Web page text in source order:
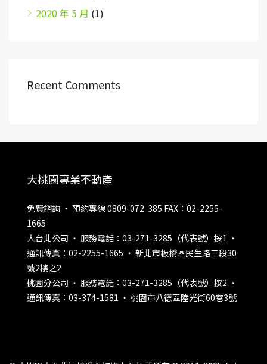
2020 年 5 月 (1)
Recent Comments
大桃園專業不動產
免費諮詢 ‧ 預約專線 0809-072-385 FAX：02-2255-
1665
大台北公司 ‧ 服務電話：03-271-3285（代表號）按1 ‧
通訊傳真：02-2255-1665 ‧ 新北市板橋區民生路三段30
號2樓之2
桃園分公司 ‧ 服務電話：03-271-3285（代表號）按2 ‧
通訊傳真：03-374-1581 ‧ 桃園市八德區陸光街60巷3號